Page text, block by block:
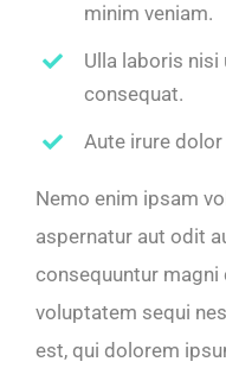
minim veniam.
Ulla laboris
consequat.
Aute irure
Nemo enim ipsam
aspernatur aut odit
consequuntur
voluptatem sequi
est, qui dolorem